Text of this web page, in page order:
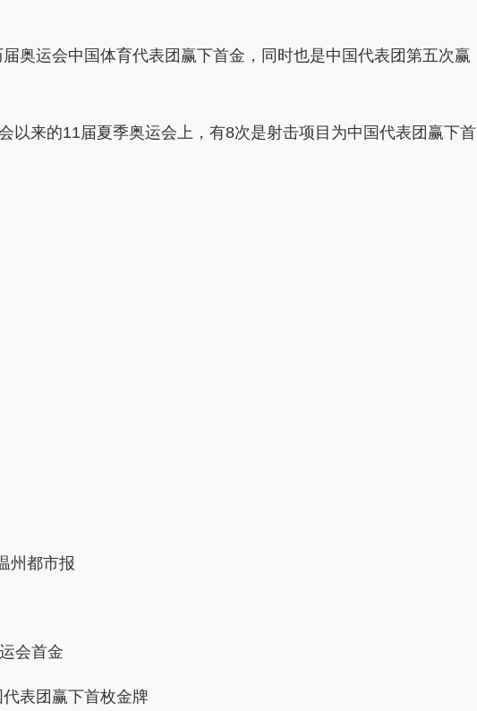
运会中国体育代表团赢下首金，同时也是中国代表团第五次赢
来的11届夏季奥运会上，有8次是射击项目为中国代表团赢下首
都市报
会首金
表团赢下首枚金牌